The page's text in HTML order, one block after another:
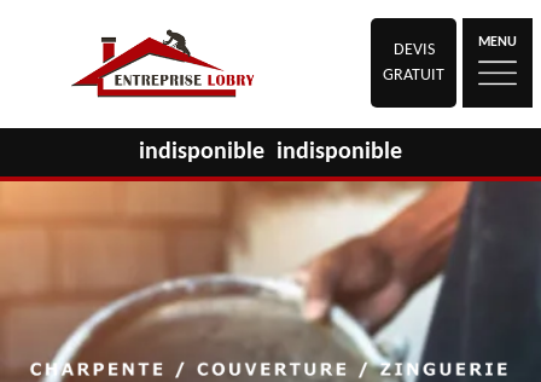
DEVIS
GRATUIT
MENU
indisponible indisponible